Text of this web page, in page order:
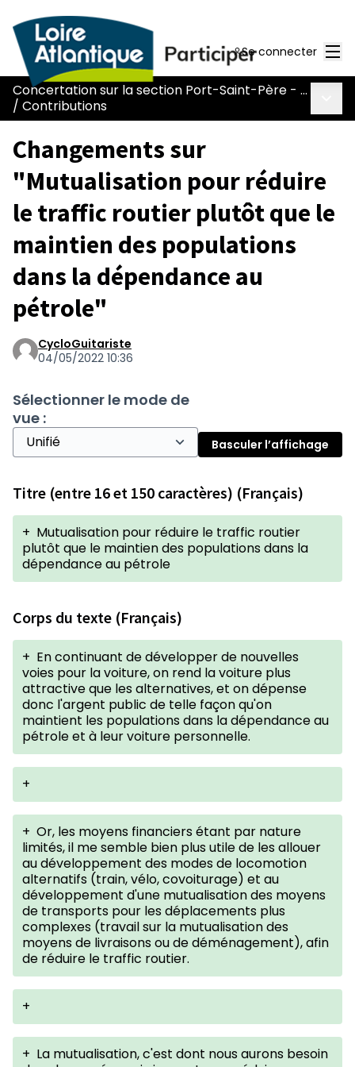
Se connecter
Concertation sur la section Port-Saint-Père - Le Pont Béranger de la route Nantes-Pornic
/ Contributions
Changements sur
"Mutualisation pour réduire
le traffic routier plutôt que le
maintien des populations
dans la dépendance au
pétrole"
CycloGuitariste
04/05/2022 10:36
Sélectionner le mode de
vue :
Basculer l’affichage
Titre (entre 16 et 150 caractères) (Français)
+ Mutualisation pour réduire le traffic routier
plutôt que le maintien des populations dans la
dépendance au pétrole
Corps du texte (Français)
+ En continuant de développer de nouvelles
voies pour la voiture, on rend la voiture plus
attractive que les alternatives, et on dépense
donc l'argent public de telle façon qu'on
maintient les populations dans la dépendance au
pétrole et à leur voiture personnelle.
+
+ Or, les moyens financiers étant par nature
limités, il me semble bien plus utile de les allouer
au développement des modes de locomotion
alternatifs (train, vélo, covoiturage) et au
développement d'une mutualisation des moyens
de transports pour les déplacements plus
complexes (travail sur la mutualisation des
moyens de livraisons ou de déménagement), afin
de réduire le traffic routier.
+
+ La mutualisation, c'est dont nous aurons besoin